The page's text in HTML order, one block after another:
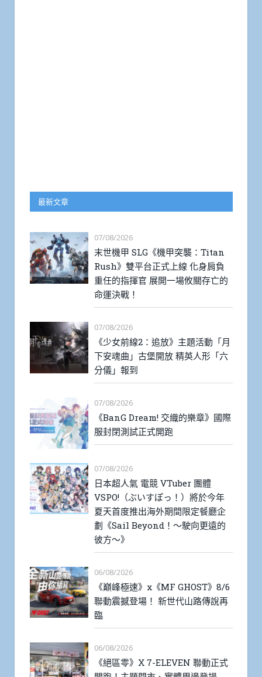
最新文章
07/08/2026
末世機甲 SLG《機甲突襲：Titan
Rush》雙平台正式上線 化身肩負
重任的指揮官 展開一場攸關存亡的
命運決戰！
07/08/2026
《少女前線2：追放》主題活動「月
下安魂曲」古堡開放 精英人形「六
分儀」報到
07/08/2026
《BanG Dream! 交織的樂章》國際
服封閉測試正式開跑
07/08/2026
日本超人氣 電競 VTuber 團體
VSPO!（ぶいすぽっ！）將於今年
夏天首度推出海外期間限定餐廳企
劃《Sail Beyond！～駛向更遠的
彼方～》
06/08/2026
《巔峰極速》x《MF GHOST》8/6
聯動震撼登場！ 新世代山路傳說再
臨
06/08/2026
《絕區零》X 7-ELEVEN 聯動正式